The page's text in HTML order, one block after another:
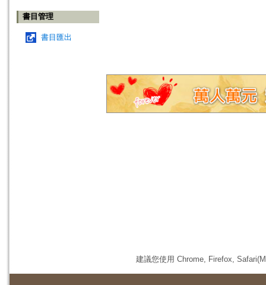
書目管理
書目匯出
建議您使用 Chrome, Firefox,